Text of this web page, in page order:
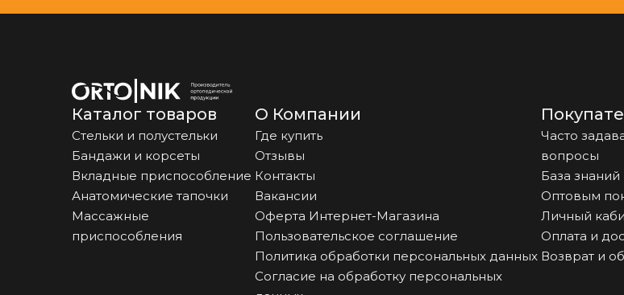
Каталог товаров
Стельки и полустельки
Бандажи и корсеты
Вкладные приспособление
Анатомические тапочки
Массажные
приспособления
О Компании
Где купить
Отзывы
Контакты
Вакансии
Оферта Интернет-Магазина
Пользовательское соглашение
Политика обработки персональных данных
Согласие на обработку персональных
Часто
вопросы
База знаний
Оптовым
Личный
Оплата и
Возврат и